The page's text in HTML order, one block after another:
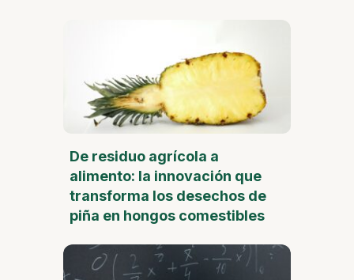
De residuo agrícola a
alimento: la innovación que
transforma los desechos de
piña en hongos comestibles